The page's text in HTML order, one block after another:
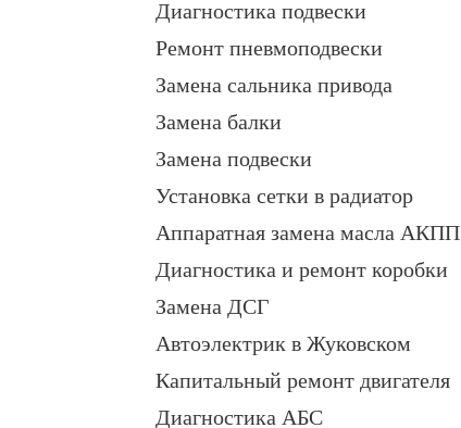
Диагностика подвески
Ремонт пневмоподвески
Замена сальника привода
Замена балки
Замена подвески
Установка сетки в радиатор
Аппаратная замена масла АКПП
Диагностика и ремонт коробки
Замена ДСГ
Автоэлектрик в Жуковском
Капитальный ремонт двигателя
Диагностика АБС